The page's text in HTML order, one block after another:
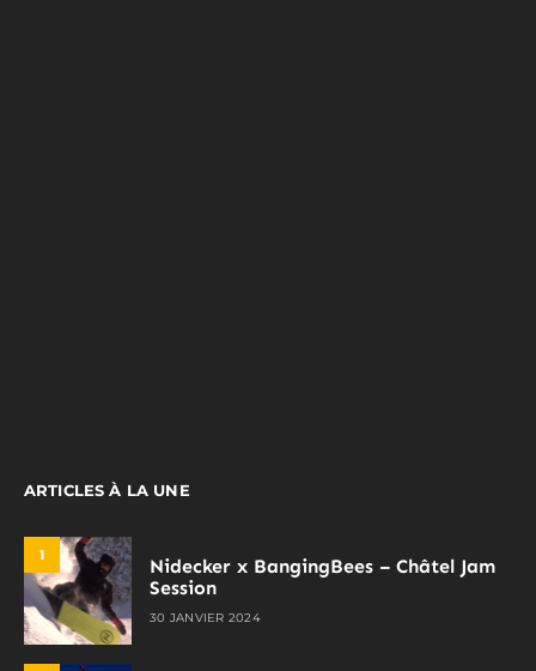
ARTICLES À LA UNE
1
Nidecker x BangingBees – Châtel Jam
Session
30 JANVIER 2024